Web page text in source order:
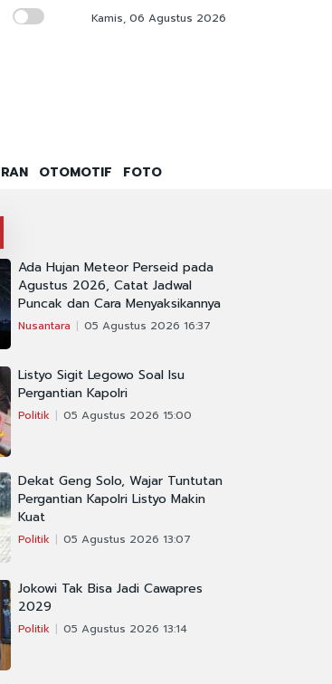
Kemenag Rilis 40 Buku Digital PAI,
Kamis, 06 Agustus 2026
OTOMOTIF FOTO
Ada Hujan Meteor Perseid pada
Agustus 2026, Catat Jadwal
Puncak dan Cara Menyaksikannya
Nusantara 05 Agustus 2026 16:37
Listyo Sigit Legowo Soal Isu
Pergantian Kapolri
Politik 05 Agustus 2026 15:00
Dekat Geng Solo, Wajar Tuntutan
Pergantian Kapolri Listyo Makin
Kuat
Politik 05 Agustus 2026 13:07
Jokowi Tak Bisa Jadi Cawapres
2029
Politik 05 Agustus 2026 13:14